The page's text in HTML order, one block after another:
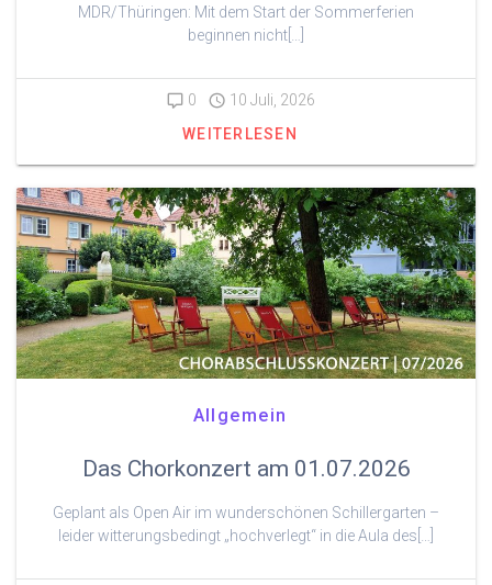
MDR/Thüringen: Mit dem Start der Sommerferien
beginnen nicht[…]
0
10 Juli, 2026
WEITERLESEN
Allgemein
Das Chorkonzert am 01.07.2026
Geplant als Open Air im wunderschönen Schillergarten –
leider witterungsbedingt „hochverlegt“ in die Aula des[…]